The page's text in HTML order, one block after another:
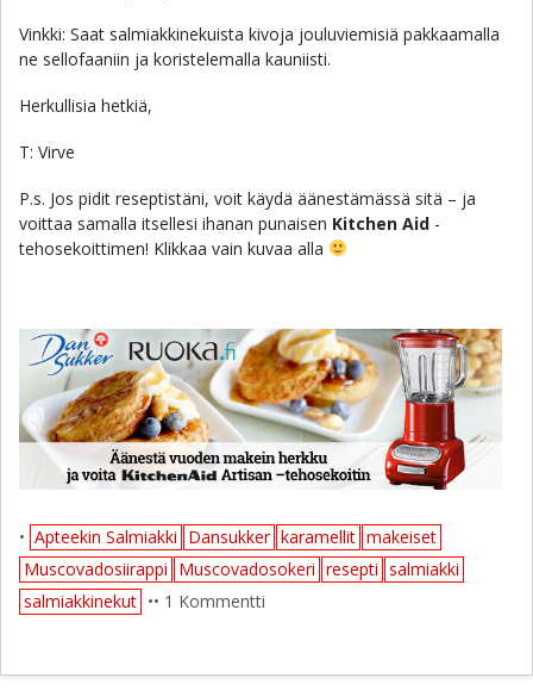
Vinkki: Saat salmiakkinekuista kivoja jouluviemisiä pakkaamalla
ne sellofaaniin ja koristelemalla kauniisti.
Herkullisia hetkiä,
T: Virve
P.s. Jos pidit reseptistäni, voit käydä äänestämässä sitä – ja
voittaa samalla itsellesi ihanan punaisen Kitchen Aid -
tehosekoittimen! Klikkaa vain kuvaa alla
• Apteekin Salmiakki Dansukker karamellit makeiset
Muscovadosiirappi Muscovadosokeri resepti salmiakki
salmiakkinekut •• 1 Kommentti